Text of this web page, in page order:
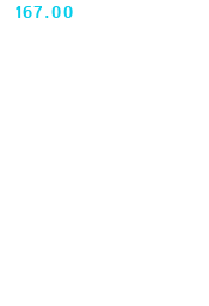
Cena:
167.00